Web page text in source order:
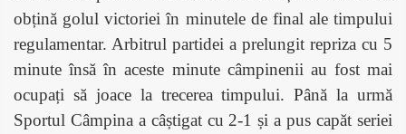
obțină golul victoriei în minutele de final ale timpului
regulamentar. Arbitrul partidei a prelungit repriza cu 5
minute însă în aceste minute câmpinenii au fost mai
ocupați să joace la trecerea timpului. Până la urmă
Sportul Câmpina a câștigat cu 2-1 și a pus capăt seriei